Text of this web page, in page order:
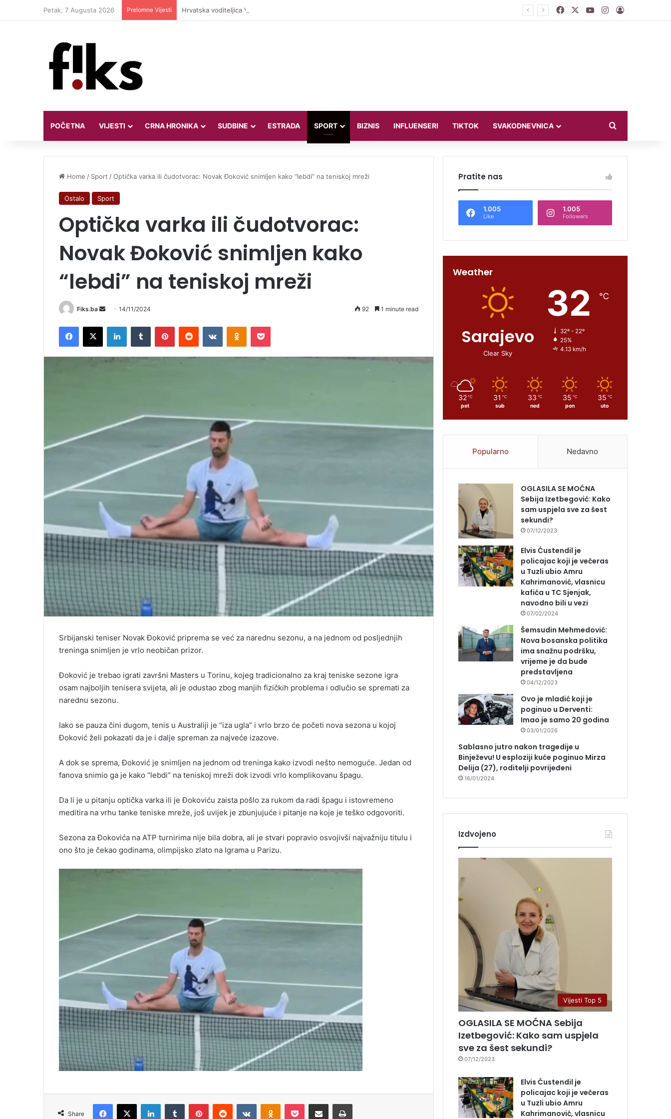
Petak, 7 Augusta 2026 Prelomne Vijesti Hrvatska voditeljica Valentina Miletić koju porede s Dilettom Leotom oduševila pozirajući u bikiniju FacebookYouTubeInstagram
Log In
POČETNA VIJESTI CRNA HRONIKA SUDBINE ESTRADA SPORT BIZNIS INFLUENSERI TIKTOK SVAKODNEVNICA
Home / Sport /Optička varka ili čudotvorac: Novak Đoković snimljen kako “lebdi” na teniskoj mreži
Ostalo Sport
Optička varka ili čudotvorac:
Novak Đoković snimljen kako
“lebdi” na teniskoj mreži
Fiks.ba
Send
email
14/11/2024 92 1 minute read
Facebook
X LinkedInTumblr PinterestReddit VKontakteOdnoklassniki
Pocket
Srbijanski teniser Novak Đoković priprema se već za narednu sezonu, a na jednom od posljednjih
treninga snimljen je vrlo neobičan prizor.
Đoković je trebao igrati završni Masters u Torinu, kojeg tradicionalno za kraj teniske sezone igra
osam najboljih tenisera svijeta, ali je odustao zbog manjih fizičkih problema i odlučio se spremati za
narednu sezonu.
Iako se pauza čini dugom, tenis u Australiji je “iza ugla” i vrlo brzo će početi nova sezona u kojoj
Đoković želi pokazati da je i dalje spreman za najveće izazove.
A dok se sprema, Đoković je snimljen na jednom od treninga kako izvodi nešto nemoguće. Jedan od
fanova snimio ga je kako “lebdi” na teniskoj mreži dok izvodi vrlo komplikovanu špagu.
Da li je u pitanju optička varka ili je Đokoviću zaista pošlo za rukom da radi špagu i istovremeno
meditira na vrhu tanke teniske mreže, još uvijek je zbunjujuće i pitanje na koje je teško odgovoriti.
Sezona za Đokovića na ATP turnirima nije bila dobra, ali je stvari popravio osvojivši najvažniju titulu i
ono što je čekao godinama, olimpijsko zlato na Igrama u Parizu.
Share
Facebook
X LinkedInTumblr PinterestReddit VKontakteOdnoklassniki
Pocket Share via Email Print
Pratite nas
1.005
Like
1.005
Followers
Weather
Sarajevo
Clear Sky
32 ℃
32º - 22º
25%
4.13 km/h
32 ℃
pet
31 ℃
sub
33 ℃
ned
35 ℃
pon
35 ℃
uto
Popularno Nedavno
OGLASILA SE MOĆNA
Sebija Izetbegović: Kako
sam uspjela sve za šest
sekundi?
07/12/2023
Elvis Ćustendil je
policajac koji je večeras
u Tuzli ubio Amru
Kahrimanović, vlasnicu
kafića u TC Sjenjak,
navodno bili u vezi
07/02/2024
Šemsudin Mehmedović:
Nova bosanska politika
ima snažnu podršku,
vrijeme je da bude
predstavljena
04/12/2023
Ovo je mladić koji je
poginuo u Derventi:
Imao je samo 20 godina
03/01/2026
Sablasno jutro nakon tragedije u
Binježevu! U esploziji kuće poginuo Mirza
Delija (27), roditelji povrijeđeni
16/01/2024
Izdvojeno
Vijesti Top 5
OGLASILA SE MOĆNA Sebija
Izetbegović: Kako sam uspjela
sve za šest sekundi?
07/12/2023
Elvis Ćustendil je
policajac koji je večeras
u Tuzli ubio Amru
Kahrimanović, vlasnicu